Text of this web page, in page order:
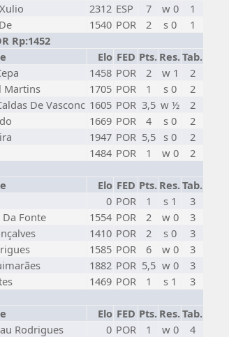
2312 ESP 7 w 0
1
1540 POR 2 s 0
1
Rp:1452
Elo FED Pts. Res.Tab.
1458 POR 2 w 1
2
Martins 1705 POR 1 s 0
2
De Vasconc 1605 POR 3,5 w ½
2
1669 POR 4 s 0
2
1947 POR 5,5 s 0
2
1484 POR 1 w 0
2
Elo FED Pts. Res.Tab.
0 POR 1 s 1
3
Fonte 1554 POR 2 w 0
3
1410 POR 2 s 0
3
1585 POR 6 w 0
3
1882 POR 5,5 w 0
3
1469 POR 1 s 1
3
Elo FED Pts. Res.Tab.
Rodrigues 0 POR 1 w 0
4